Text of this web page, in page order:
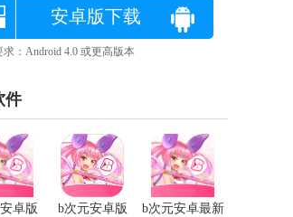
安卓版下载
求：Android 4.0 或更高版本
件
b次元安卓最新
b次元安卓版
卓版